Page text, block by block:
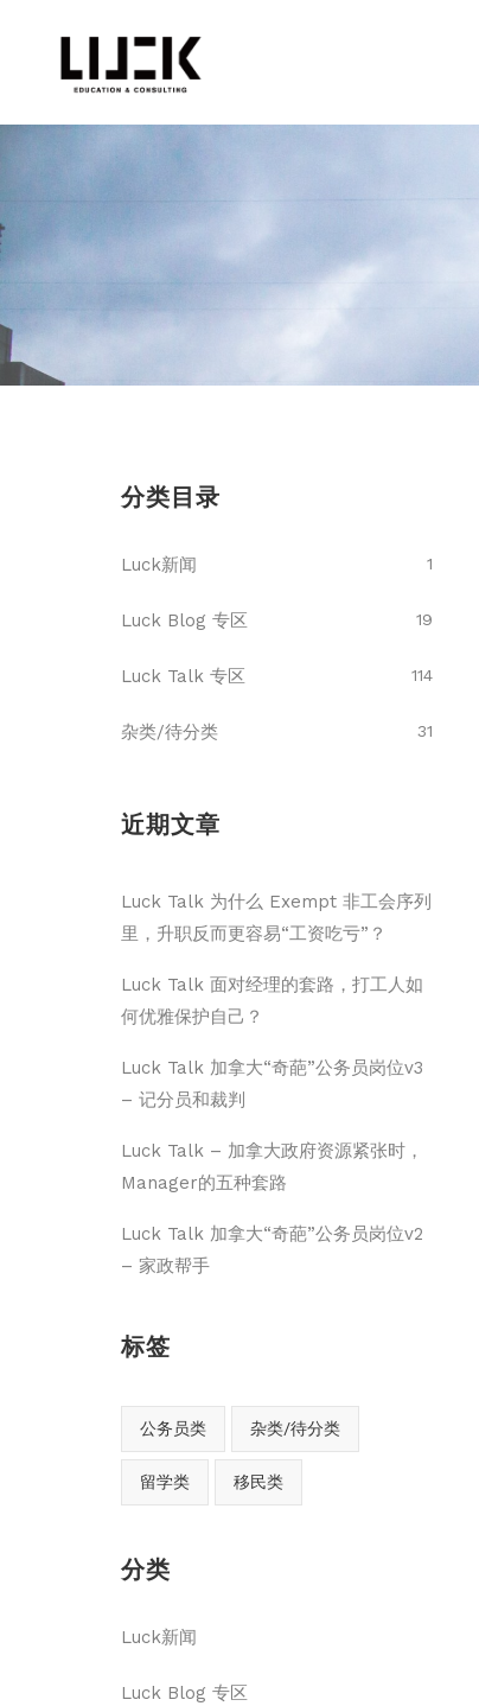
分类目录
Luck新闻 1
Luck Blog 专区 19
Luck Talk 专区 114
杂类/待分类 31
近期文章
Luck Talk 为什么 Exempt 非工会序列
里，升职反而更容易“工资吃亏”？
Luck Talk 面对经理的套路，打工人如
何优雅保护自己？
Luck Talk 加拿大“奇葩”公务员岗位v3
– 记分员和裁判
Luck Talk – 加拿大政府资源紧张时，
Manager的五种套路
Luck Talk 加拿大“奇葩”公务员岗位v2
– 家政帮手
标签
公务员类 杂类/待分类
留学类 移民类
分类
Luck新闻
Luck Blog 专区